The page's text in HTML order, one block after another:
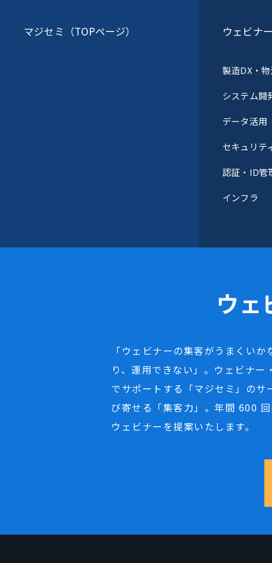
マジセミ（TOPページ） ウェビナ
製造DX・
システム開
データ活用
セキュリテ
認証・ID管
インフラ
ウェ
「ウェビナーの集客がうまくい
り、運用できない」。ウェビナ
でサポートする「マジセミ」の
び寄せる「集客力」。年間 600
ウェビナーを提案いたします。